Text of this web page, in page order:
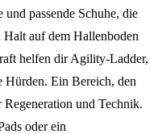
passende Schuhe, die
auf dem Hallenboden
helfen dir Agility-Ladder,
Hürden. Ein Bereich, den
und Technik.
oder ein